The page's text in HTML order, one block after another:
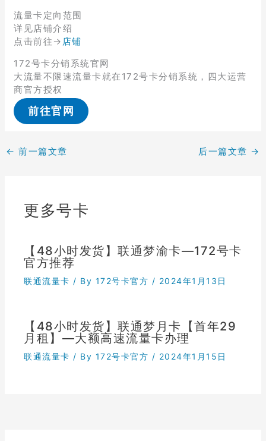
流量卡定向范围
详见店铺介绍
点击前往→ 店铺
172号卡分销系统官网
大流量不限速流量卡就在172号卡分销系统，四大运营
商官方授权
前往官网
← 前一篇文章 后一篇文章 →
更多号卡
【48小时发货】联通梦渝卡—172号卡
官方推荐
联通流量卡 / By 172号卡官方 / 2024年1月13日
【48小时发货】联通梦月卡【首年29
月租】—大额高速流量卡办理
联通流量卡 / By 172号卡官方 / 2024年1月15日